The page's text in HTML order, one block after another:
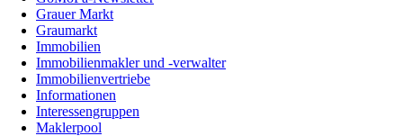
Grauer Markt
Graumarkt
Immobilien
Immobilienmakler und -verwalter
Immobilienvertriebe
Informationen
Interessengruppen
Maklerpool